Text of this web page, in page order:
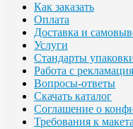
Как заказать
Оплата
Доставка и
Услуги
Стандарты
Работа с
Вопросы-ответы
Скачать каталог
Соглашение о
Требования к